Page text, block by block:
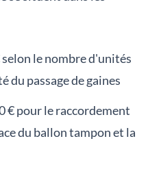
selon le nombre d'unités
du passage de gaines
€ pour le raccordement
du ballon tampon et la